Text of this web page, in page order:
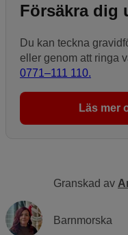
Försäkra dig
Du kan teckna
eller genom att ringa
0771–111 110.
Läs mer
Granskad av
Barnmorska